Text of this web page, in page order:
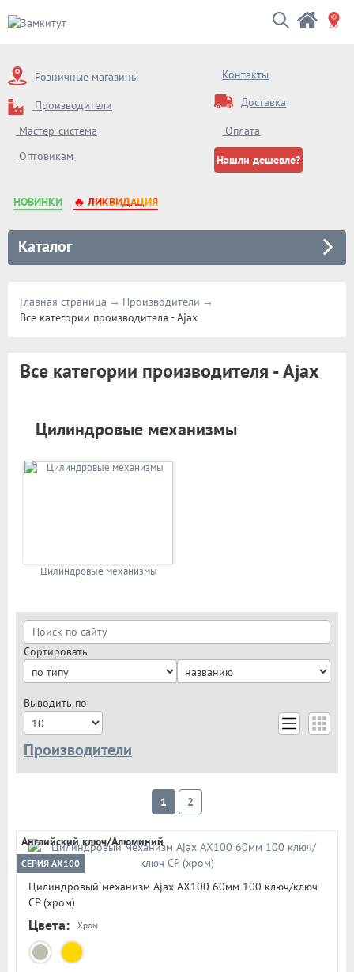
Розничные магазины
Производители
Мастер-система
Оптовикам
Контакты
Доставка
Оплата
Нашли дешевле?
НОВИНКИ 🔥 ЛИКВИДАЦИЯ
Каталог
Главная страница
Производители
Все категории производителя - Ajax
Все категории производителя - Ajax
Цилиндровые механизмы
Цилиндровые механизмы
Сортировать
Выводить по
Производители
Ajax
1 2
Английский ключ/Алюминий
СЕРИЯ AX100
Цилиндровый механизм Ajax AX100 60мм 100 ключ/ключ
CP (хром)
Цвета: Хром